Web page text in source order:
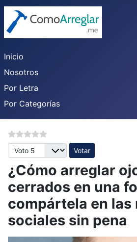
Inicio
Nosotros
Por Letra
Por Categorías
Por favor, vote
¿Cómo arreglar
cerrados en una
compártela en las
sociales sin pena